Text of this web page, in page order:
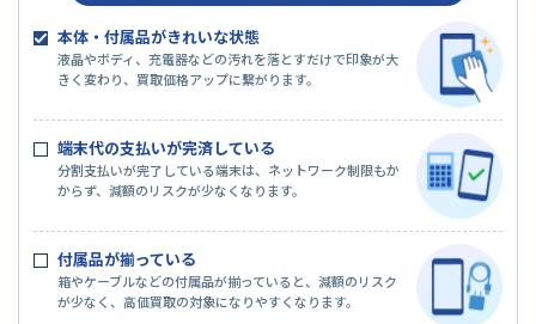
本体・付属品がきれいな状態
液晶やボディ、充電器などの汚れを落とすだけで印象が大
きく変わり、買取価格アップに繋がります。
端末代の支払いが完済している
分割支払いが完了している端末は、ネットワーク制限もか
からず、減額のリスクが少なくなります。
付属品が揃っている
箱やケーブルなどの付属品が揃っていると、減額のリスク
が少なく、高価買取の対象になりやすくなります。